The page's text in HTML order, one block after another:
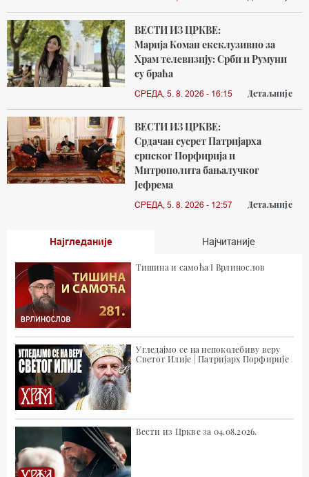
ВЕСТИ ИЗ ЦРКВЕ:
Марија Коман ексклузивно за
Храм телевизију: Срби и Румуни
су браћа
СРЕДА, 5. 8. 2026 - 16:15 Детаљније
ВЕСТИ ИЗ ЦРКВЕ:
Срдачан сусрет Патријарха
српског Порфирија и
Митрополита бањалучког
Јефрема
СРЕДА, 5. 8. 2026 - 12:57 Детаљније
Најгледаније Најчитаније
Тишина и самоћа I Врлинослов
Угледајмо се на непоколебиву веру
Светог Илије | Патријарх Порфирије
Вести из Цркве за 04.08.2026.